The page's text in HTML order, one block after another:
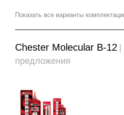
Показать все варианты
Chester Molecular B-12 |
предложения